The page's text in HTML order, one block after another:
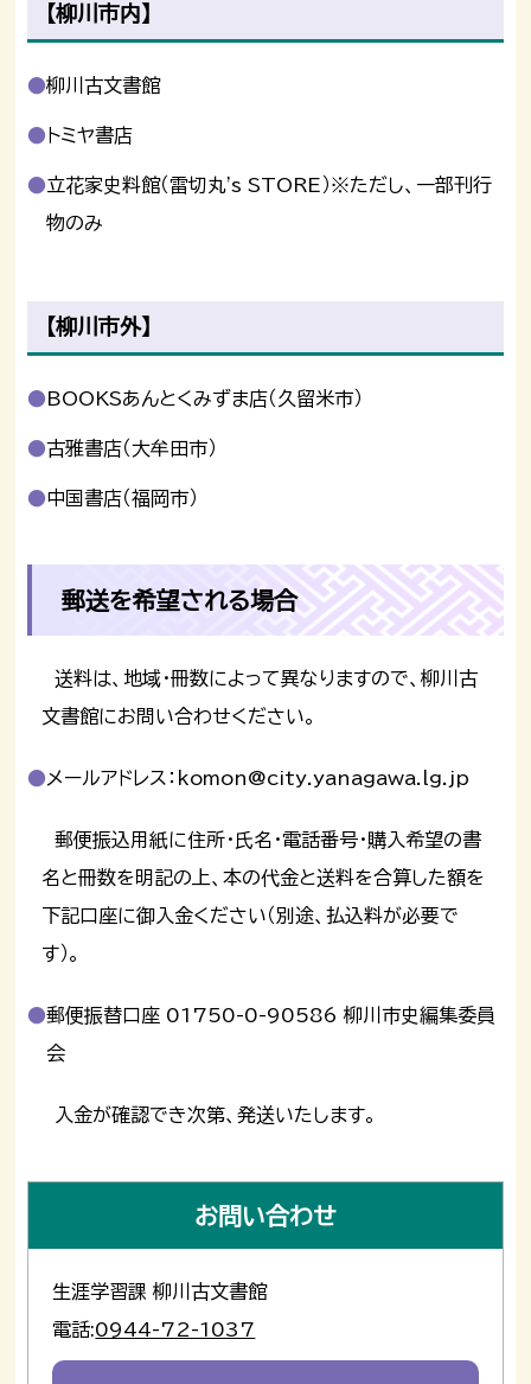
【柳川市内】
柳川古文書館
トミヤ書店
立花家史料館（雷切丸's STORE）※ただし、一部刊行
物のみ
【柳川市外】
BOOKSあんとくみずま店（久留米市）
古雅書店（大牟田市）
中国書店（福岡市）
郵送を希望される場合
送料は、地域・冊数によって異なりますので、柳川古
文書館にお問い合わせください。
メールアドレス：komon@city.yanagawa.lg.jp
郵便振込用紙に住所・氏名・電話番号・購入希望の書
名と冊数を明記の上、本の代金と送料を合算した額を
下記口座に御入金ください（別途、払込料が必要で
す）。
郵便振替口座 01750-0-90586 柳川市史編集委員
会
入金が確認でき次第、発送いたします。
お問い合わせ
生涯学習課 柳川古文書館
電話:0944-72-1037